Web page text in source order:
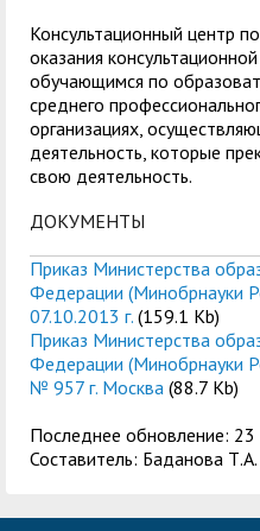
Консультационный центр
оказания
обучающимся по
среднего
организациях,
деятельность, которые
свою деятельность.
ДОКУМЕНТЫ
Приказ Министерства
Федерации (Минобрнауки
07.10.2013 г. (159.1 Kb)
Приказ Министерства
Федерации (Минобрнауки
№ 957 г. Москва (88.7 Kb)
Последнее обновление: 23
Составитель: Баданова Т.А.